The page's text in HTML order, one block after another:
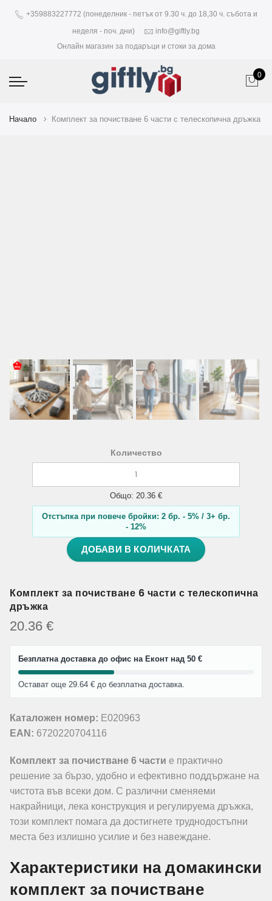
+359883227772 (понеделник - петък от 9.30 ч. до 18,30 ч. събота и
неделя - поч. дни)
info@giftly.bg
Онлайн магазин за подаръци и стоки за дома
0
Начало Комплект за почистване 6 части с телескопична дръжка
Количество
Общо: 20.36 €
Отстъпка при повече бройки: 2 бр. - 5% / 3+ бр.
- 12%
ДОБАВИ В КОЛИЧКАТА
Комплект за почистване 6 части с телескопична
дръжка
20.36 €
Безплатна доставка до офис на Еконт над 50 €
Остават още 29.64 € до безплатна доставка.
Каталожен номер: E020963
EAN: 6720220704116
Комплект за почистване 6 части е практично
решение за бързо, удобно и ефективно поддържане на
чистота във всеки дом. С различни сменяеми
накрайници, лека конструкция и регулируема дръжка,
този комплект помага да достигнете труднодостъпни
места без излишно усилие и без навеждане.
Характеристики на домакински
комплект за почистване